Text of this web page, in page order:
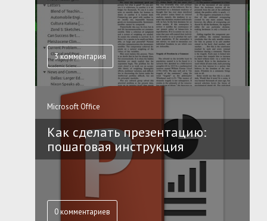
3 комментария
Microsoft Office
Как сделать презентацию:
пошаговая инструкция
0 комментариев